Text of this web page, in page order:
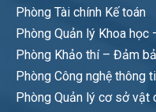
Phòng Tài chính Kế toán
Phòng Quản lý Khoa học
Phòng Khảo thí – Đảm
Phòng Công nghệ thông
Phòng Quản lý cơ sở vật